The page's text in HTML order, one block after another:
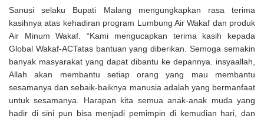
Sanusi selaku Bupati Malang mengungkapkan rasa terima
kasihnya atas kehadiran program Lumbung Air Wakaf dan produk
Air Minum Wakaf. “Kami mengucapkan terima kasih kepada
Global Wakaf-ACTatas bantuan yang diberikan. Semoga semakin
banyak masyarakat yang dapat dibantu ke depannya. insyaallah,
Allah akan membantu setiap orang yang mau membantu
sesamanya dan sebaik-baiknya manusia adalah yang bermanfaat
untuk sesamanya. Harapan kita semua anak-anak muda yang
hadir di sini pun bisa menjadi pemimpin di kemudian hari, dan